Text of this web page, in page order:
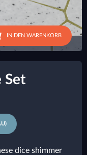
IN DEN WARENKORB
Set
dice shimmer